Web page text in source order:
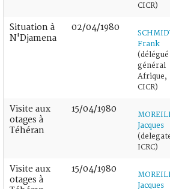
CICR)
Situation à
N'Djamena
02/04/1980
Frank
(délégué
général
Afrique,
CICR)
Visite aux
otages à
Téhéran
15/04/1980
Jacques
ICRC)
Visite aux
otages à
15/04/1980
Jacques